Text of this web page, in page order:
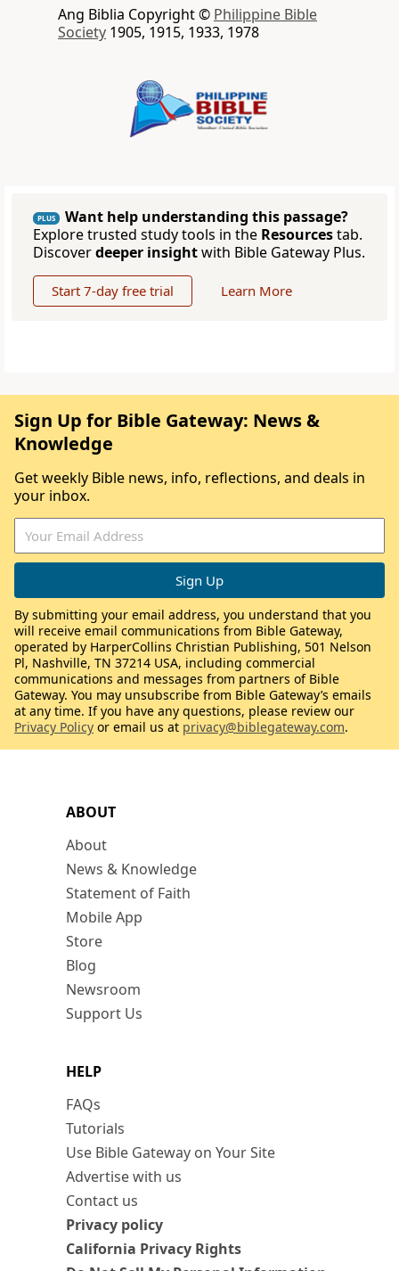
Ang Biblia Copyright © Philippine Bible
Society 1905, 1915, 1933, 1978
PLUS
Want help understanding this passage?
Explore trusted study tools in the Resourcestab.
Discoverdeeper insightwith Bible Gateway Plus.
Start 7-day free trial Learn More
ABOUT
About
News & Knowledge
Statement of Faith
Mobile App
Store
Blog
Newsroom
Support Us
HELP
FAQs
Tutorials
Use Bible Gateway on Your Site
Advertise with us
Contact us
Privacy policy
California Privacy Rights
Sign Up for Bible Gateway: News &
Knowledge
Get weekly Bible news, info, reflections, and deals in
your inbox.
By submitting your email address, you understand that you
will receive email communications from Bible Gateway,
operated by HarperCollins Christian Publishing, 501 Nelson
Pl, Nashville, TN 37214 USA, including commercial
communications and messages from partners of Bible
Gateway. You may unsubscribe from Bible Gateway’s emails
at any time. If you have any questions, please review our
Privacy Policy or email us at privacy@biblegateway.com.